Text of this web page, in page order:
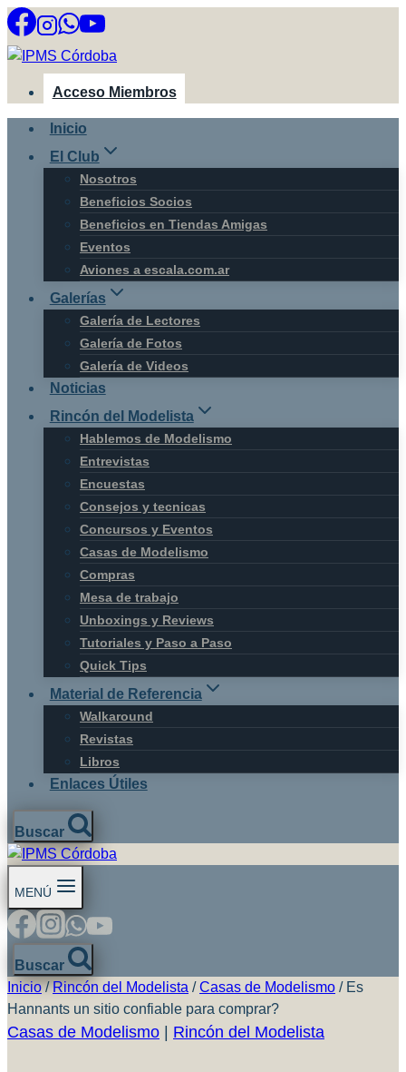
Saltar
al
contenido
Acceso Miembros
Inicio
El Club
Nosotros
Beneficios Socios
Beneficios en Tiendas Amigas
Eventos
Aviones a escala.com.ar
Galerías
Galería de Lectores
Galería de Fotos
Galería de Videos
Noticias
Rincón del Modelista
Hablemos de Modelismo
Entrevistas
Encuestas
Consejos y tecnicas
Concursos y Eventos
Casas de Modelismo
Compras
Mesa de trabajo
Unboxings y Reviews
Tutoriales y Paso a Paso
Quick Tips
Material de Referencia
Walkaround
Revistas
Libros
Enlaces Útiles
Buscar
MENÚ
Buscar
Inicio / Rincón del Modelista / Casas de Modelismo / Es
Hannants un sitio confiable para comprar?
Casas de Modelismo Rincón del Modelista